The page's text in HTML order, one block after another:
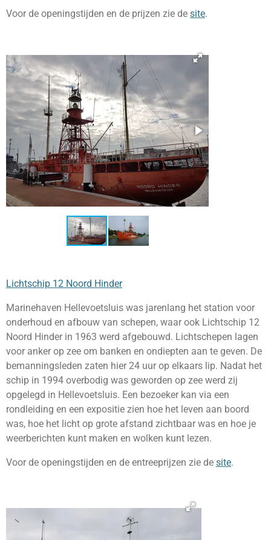
Voor de openingstijden en de prijzen zie de site.
Lichtschip 12 Noord Hinder
Marinehaven Hellevoetsluis was jarenlang het station voor
onderhoud en afbouw van schepen, waar ook Lichtschip 12
Noord Hinder in 1963 werd afgebouwd. Lichtschepen lagen
voor anker op zee om banken en ondiepten aan te geven. De
bemanningsleden zaten hier 24 uur op elkaars lip. Nadat het
schip in 1994 overbodig was geworden op zee werd zij
opgelegd in Hellevoetsluis. Een bezoeker kan via een
rondleiding en een expositie zien hoe het leven aan boord
was, hoe het licht op grote afstand zichtbaar was en hoe je
weerberichten kunt maken en wolken kunt lezen.
Voor de openingstijden en de entreeprijzen zie de site.